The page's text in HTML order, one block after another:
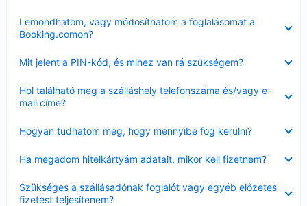
Lemondhatom, vagy módosíthatom a foglalásomat a
Booking.comon?
Mit jelent a PIN-kód, és mihez van rá szükségem?
Hol található meg a szálláshely telefonszáma és/vagy e-
mail címe?
Hogyan tudhatom meg, hogy mennyibe fog kerülni?
Ha megadom hitelkártyám adatait, mikor kell fizetnem?
Szükséges a szállásadónak foglalót vagy egyéb előzetes
fizetést teljesítenem?